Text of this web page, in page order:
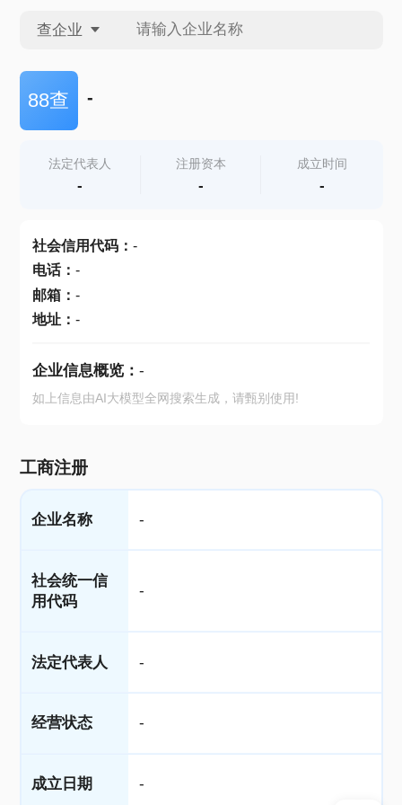
查企业
查企业
查产地
88查 -
法定代表人
-
注册资本
-
成立时间
-
社会信用代码： -
电话： -
邮箱： -
地址： -
企业信息概览： -
如上信息由AI大模型全网搜索生成，请甄别使用!
工商注册
企业名称 -
社会统一信
用代码
-
法定代表人 -
经营状态 -
成立日期 -